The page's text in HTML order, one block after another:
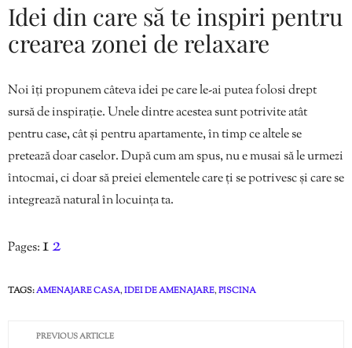
Idei din care să te inspiri pentru
crearea zonei de relaxare
Noi îți propunem câteva idei pe care le-ai putea folosi drept
sursă de inspirație. Unele dintre acestea sunt potrivite atât
pentru case, cât și pentru apartamente, în timp ce altele se
pretează doar caselor. După cum am spus, nu e musai să le urmezi
întocmai, ci doar să preiei elementele care ți se potrivesc și care se
integrează natural în locuința ta.
Pages:12
TAGS:AMENAJARE CASA,IDEI DE AMENAJARE,PISCINA
PREVIOUS ARTICLE